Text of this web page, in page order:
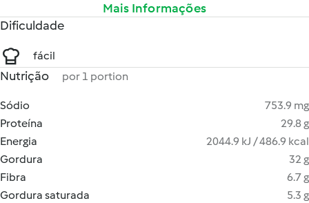
Mais Informações
Dificuldade
fácil
Nutrição por 1 portion
Sódio
753.9 mg
Proteína
29.8 g
Energia
2044.9 kJ / 486.9 kcal
Gordura
32 g
Fibra
6.7 g
Gordura saturada
5.3 g